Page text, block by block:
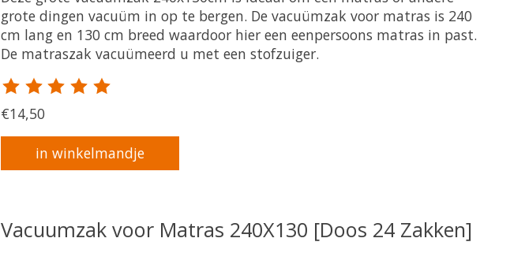
grote dingen vacuüm in op te bergen. De vacuümzak voor matras is 240
cm lang en 130 cm breed waardoor hier een eenpersoons matras in past.
De matraszak vacuümeerd u met een stofzuiger.
De beoordeling van dit product is
€14,50
in winkelmandje
Vacuumzak voor Matras 240X130 [Doos 24 Zakken]